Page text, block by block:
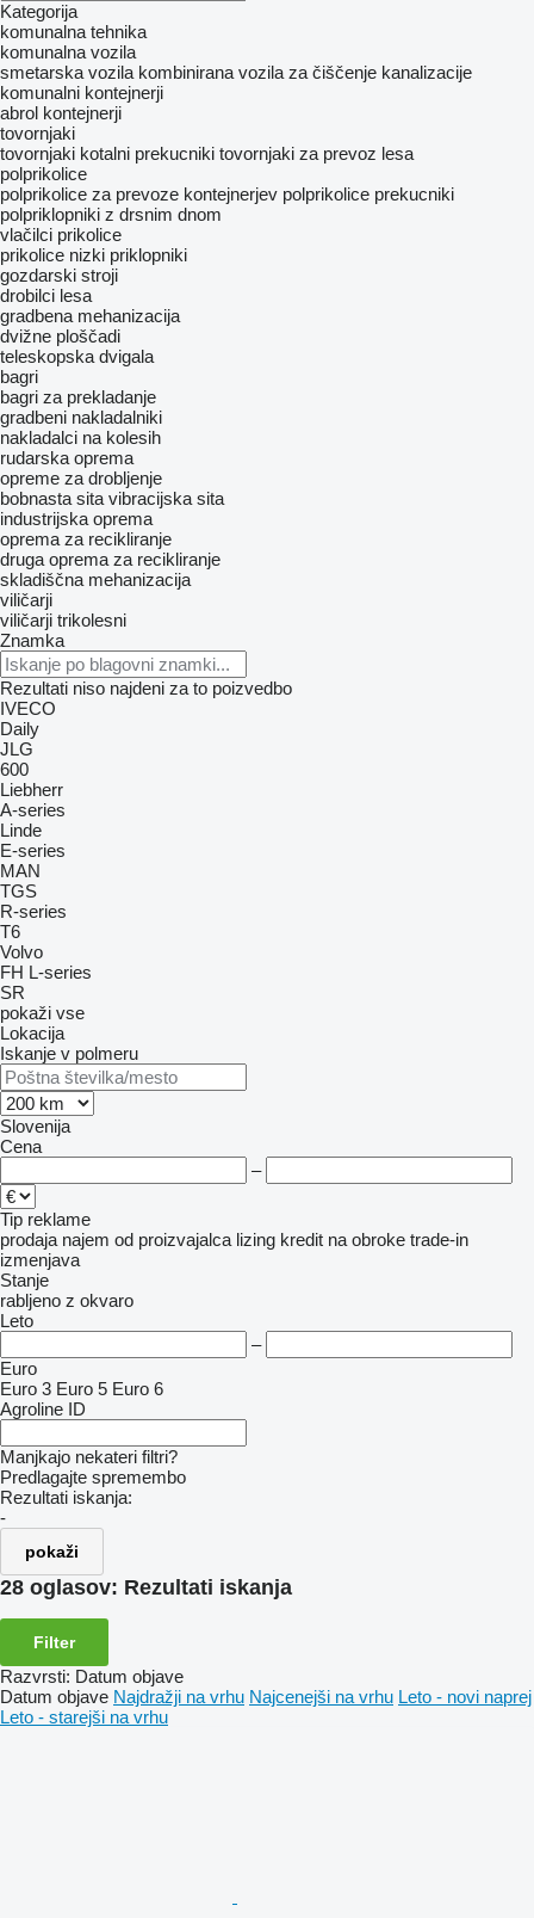
Kategorija
komunalna tehnika
komunalna vozila
smetarska vozila kombinirana vozila za čiščenje kanalizacije
komunalni kontejnerji
abrol kontejnerji
tovornjaki
tovornjaki kotalni prekucniki tovornjaki za prevoz lesa
polprikolice
polprikolice za prevoze kontejnerjev polprikolice prekucniki
polpriklopniki z drsnim dnom
vlačilci prikolice
prikolice nizki priklopniki
gozdarski stroji
drobilci lesa
gradbena mehanizacija
dvižne ploščadi
teleskopska dvigala
bagri
bagri za prekladanje
gradbeni nakladalniki
nakladalci na kolesih
rudarska oprema
opreme za drobljenje
bobnasta sita vibracijska sita
industrijska oprema
oprema za recikliranje
druga oprema za recikliranje
skladiščna mehanizacija
viličarji
viličarji trikolesni
Znamka
Rezultati niso najdeni za to poizvedbo
IVECO
Daily
JLG
600
Liebherr
A-series
Linde
E-series
MAN
TGS
R-series
T6
Volvo
FH L-series
SR
pokaži vse
Lokacija
Iskanje v polmeru
Slovenija
Cena
–
Tip reklame
prodaja najem od proizvajalca lizing kredit na obroke trade-in
izmenjava
Stanje
rabljeno z okvaro
Leto
–
Euro
Euro 3 Euro 5 Euro 6
Agroline ID
Manjkajo nekateri filtri?
Predlagajte spremembo
Rezultati iskanja:
-
pokaži
28 oglasov: Rezultati iskanja
Filter
Razvrsti: Datum objave
Datum objave Najdražji na vrhu Najcenejši na vrhu Leto - novi naprej
Leto - starejši na vrhu